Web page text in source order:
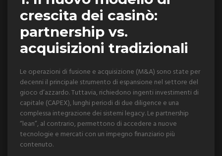
crescita dei casinò:
partnership vs.
acquisizioni tradizionali
Le operazioni di fusione e acquisizione (M&A) sono state per
decenni il principale strumento di espansione nel settore del
gioco d’azzardo. Tuttavia, richiedono ingenti investimenti di
capitale (CAPEX), lunghi periodi di due diligence e una
complessa integrazione dei sistemi legacy. Le partnership
“lean”, al contrario, permettono di accedere a nuove
tecnologie e mercati con un impegno finanziario più
contenuto.